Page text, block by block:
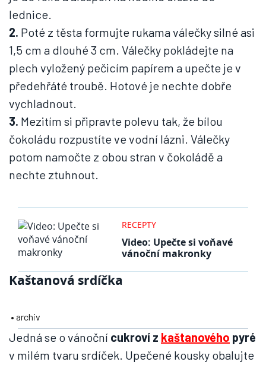
lednice.
2. Poté z těsta formujte rukama válečky silné asi
1,5 cm a dlouhé 3 cm. Válečky pokládejte na
plech vyložený pečicím papírem a upečte je v
předehřáté troubě. Hotové je nechte dobře
vychladnout.
3. Mezitím si připravte polevu tak, že bílou
čokoládu rozpustíte ve vodní lázni. Válečky
potom namočte z obou stran v čokoládě a
nechte ztuhnout.
RECEPTY
Video: Upečte si voňavé
vánoční makronky
Kaštanová srdíčka
• archiv
Jedná se o vánoční cukroví z kaštanového pyré
v milém tvaru srdíček. Upečené kousky obalujte